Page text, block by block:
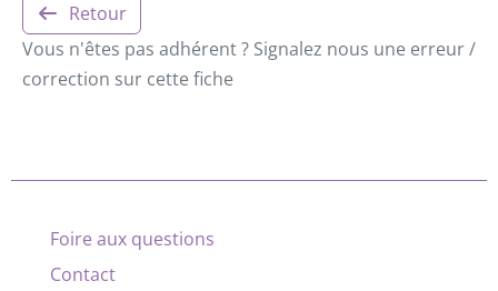
Retour
Vous n'êtes pas adhérent ? Signalez nous une erreur /
correction sur cette fiche
Foire aux questions
Contact